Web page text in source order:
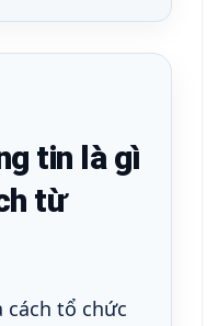
tin là gì
từ
cách tổ chức